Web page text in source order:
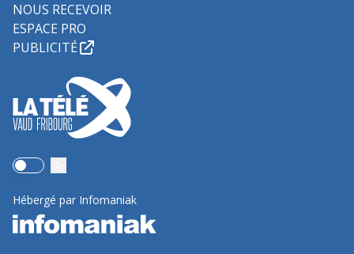
NOUS RECEVOIR
ESPACE PRO
PUBLICITÉ
Use setting
Hébergé par Infomaniak